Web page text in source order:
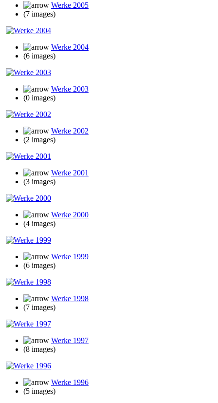
Werke 2005
(7 images)
Werke 2004
(6 images)
Werke 2003
(0 images)
Werke 2002
(2 images)
Werke 2001
(3 images)
Werke 2000
(4 images)
Werke 1999
(6 images)
Werke 1998
(7 images)
Werke 1997
(8 images)
Werke 1996
(5 images)